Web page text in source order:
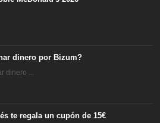
dinero por Bizum?
dinero ...
te regala un cupón de 15€